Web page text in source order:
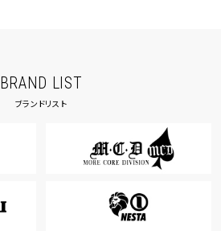
BRAND LIST
ブランドリスト